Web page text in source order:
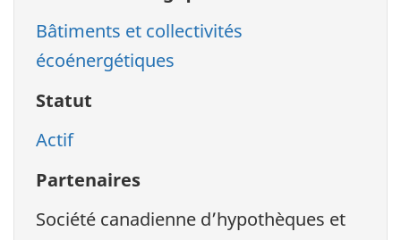
Bâtiments et collectivités
écoénergétiques
Statut
Actif
Partenaires
Société canadienne d’hypothèques et